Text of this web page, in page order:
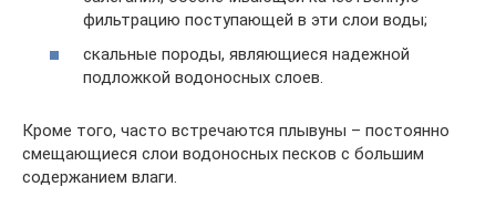
фильтрацию поступающей в эти слои воды;
скальные породы, являющиеся надежной
подложкой водоносных слоев.
Кроме того, часто встречаются плывуны – постоянно
смещающиеся слои водоносных песков с большим
содержанием влаги.